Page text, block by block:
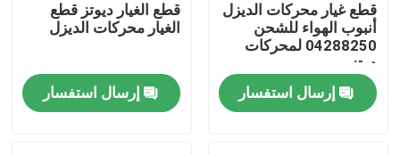
ضبط الجودة
اتصل بنا
قطع غيار محركات الديزل
أنبوب الهواء للشحن
04288250 لمحركات
دوتز
إرسال استفسار
قطع الغيار ديوتز قطع
الغيار محركات الديزل
إرسال استفسار